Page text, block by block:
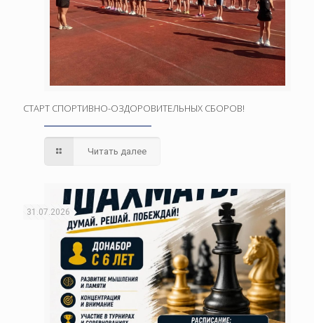
СТАРТ СПОРТИВНО-ОЗДОРОВИТЕЛЬНЫХ СБОРОВ!
Читать далее
31.07.2026